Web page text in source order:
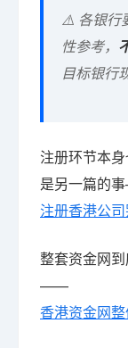
⚠️ 各银行
性参考，
目标银行
注册环节本
是另一篇的
注册香港公
整套资金网
——
香港资金网